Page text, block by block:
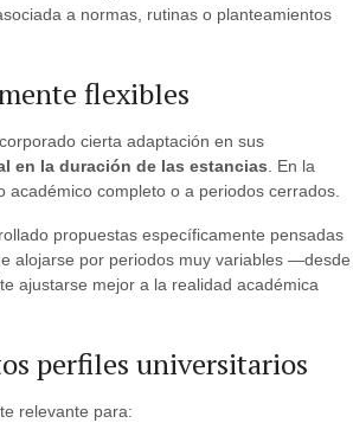
a normas, rutinas o planteamientos
flexibles
cierta adaptación en sus
en la duración de las estancias . En la
completo o a periodos cerrados.
propuestas específicamente pensadas
alojarse por periodos muy variables —desde
ajustarse mejor a la realidad académica
perfiles universitarios
relevante para: